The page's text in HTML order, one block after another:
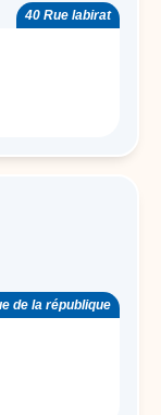
40 Rue labirat
de la république